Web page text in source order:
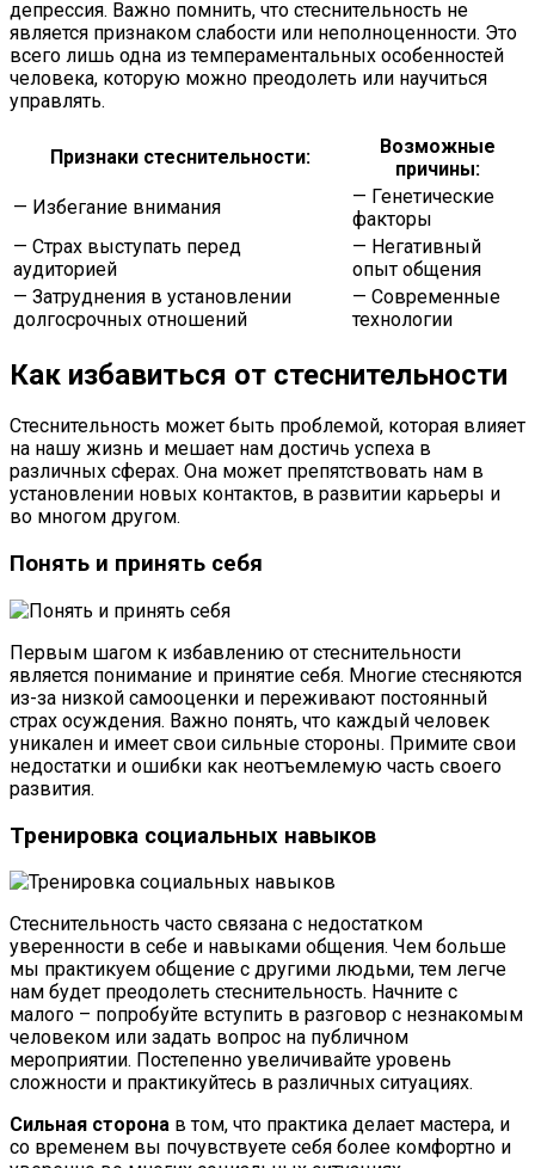
депрессия. Важно помнить, что стеснительность не
является признаком слабости или неполноценности. Это
всего лишь одна из темпераментальных особенностей
человека, которую можно преодолеть или научиться
управлять.
Признаки стеснительности:
Возможные
причины:
— Избегание внимания
— Генетические
факторы
— Страх выступать перед
аудиторией
— Негативный
опыт общения
— Затруднения в установлении
долгосрочных отношений
— Современные
технологии
Как избавиться от стеснительности
Стеснительность может быть проблемой, которая влияет
на нашу жизнь и мешает нам достичь успеха в
различных сферах. Она может препятствовать нам в
установлении новых контактов, в развитии карьеры и
во многом другом.
Понять и принять себя
Первым шагом к избавлению от стеснительности
является понимание и принятие себя. Многие стесняются
из-за низкой самооценки и переживают постоянный
страх осуждения. Важно понять, что каждый человек
уникален и имеет свои сильные стороны. Примите свои
недостатки и ошибки как неотъемлемую часть своего
развития.
Тренировка социальных навыков
Стеснительность часто связана с недостатком
уверенности в себе и навыками общения. Чем больше
мы практикуем общение с другими людьми, тем легче
нам будет преодолеть стеснительность. Начните с
малого – попробуйте вступить в разговор с незнакомым
человеком или задать вопрос на публичном
мероприятии. Постепенно увеличивайте уровень
сложности и практикуйтесь в различных ситуациях.
Сильная сторона в том, что практика делает мастера, и
со временем вы почувствуете себя более комфортно и